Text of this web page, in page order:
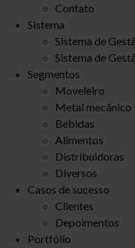
Contato
Sistema
Sistema de
Sistema de
Segmentos
Moveleiro
Metal mecânico
Bebidas
Alimentos
Distribuidoras
Diversos
Casos de sucesso
Clientes
Depoimentos
Portfólio